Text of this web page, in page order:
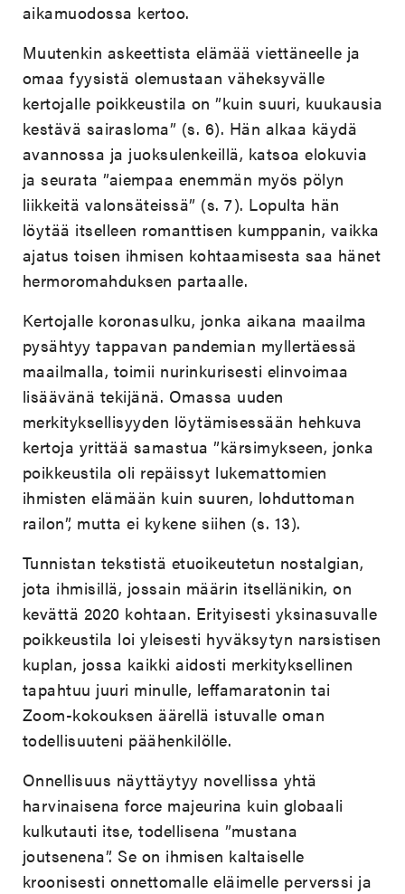
aikamuodossa kertoo.
Muutenkin askeettista elämää viettäneelle ja
omaa fyysistä olemustaan väheksyvälle
kertojalle poikkeustila on ”kuin suuri, kuukausia
kestävä sairasloma” (s. 6). Hän alkaa käydä
avannossa ja juoksulenkeillä, katsoa elokuvia
ja seurata ”aiempaa enemmän myös pölyn
liikkeitä valonsäteissä” (s. 7). Lopulta hän
löytää itselleen romanttisen kumppanin, vaikka
ajatus toisen ihmisen kohtaamisesta saa hänet
hermoromahduksen partaalle.
Kertojalle koronasulku, jonka aikana maailma
pysähtyy tappavan pandemian myllertäessä
maailmalla, toimii nurinkurisesti elinvoimaa
lisäävänä tekijänä. Omassa uuden
merkityksellisyyden löytämisessään hehkuva
kertoja yrittää samastua ”kärsimykseen, jonka
poikkeustila oli repäissyt lukemattomien
ihmisten elämään kuin suuren, lohduttoman
railon”, mutta ei kykene siihen (s. 13).
Tunnistan tekstistä etuoikeutetun nostalgian,
jota ihmisillä, jossain määrin itsellänikin, on
kevättä 2020 kohtaan. Erityisesti yksinasuvalle
poikkeustila loi yleisesti hyväksytyn narsistisen
kuplan, jossa kaikki aidosti merkityksellinen
tapahtuu juuri minulle, leffamaratonin tai
Zoom-kokouksen äärellä istuvalle oman
todellisuuteni päähenkilölle.
Onnellisuus näyttäytyy novellissa yhtä
harvinaisena force majeurina kuin globaali
kulkutauti itse, todellisena ”mustana
joutsenena”. Se on ihmisen kaltaiselle
kroonisesti onnettomalle eläimelle perverssi ja